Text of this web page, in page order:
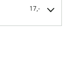
17,-